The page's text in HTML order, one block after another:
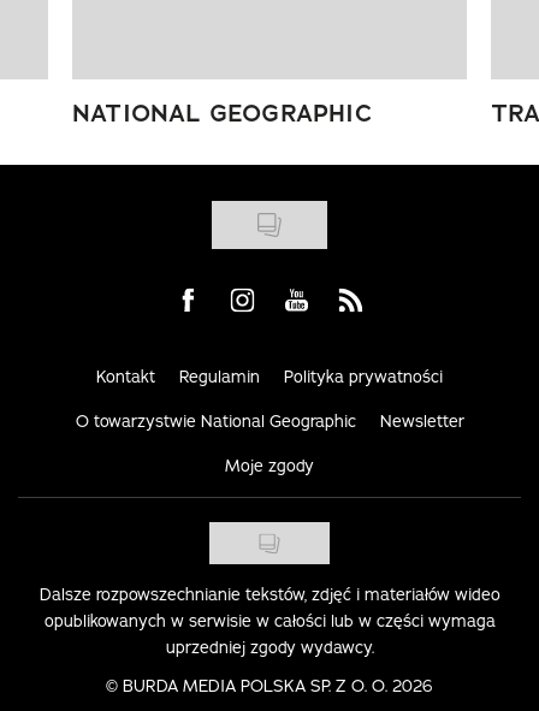
NATIONAL GEOGRAPHIC
Visit us on Facebook
Visit us on Instagram
Visit us on Youtube
Visit us on Rss
Kontakt Regulamin Polityka prywatności
O towarzystwie National Geographic Newsletter
Moje zgody
Dalsze rozpowszechnianie tekstów, zdjęć i materiałów wideo
opublikowanych w serwisie w całości lub w części wymaga
uprzedniej zgody wydawcy.
© BURDA MEDIA POLSKA SP. Z O. O. 2026